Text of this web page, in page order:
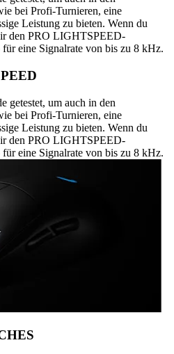
bei Profi-Turnieren, eine
Leistung zu bieten. Wenn du
den PRO LIGHTSPEED-
eine Signalrate von bis zu 8 kHz.
getestet, um auch in den
bei Profi-Turnieren, eine
Leistung zu bieten. Wenn du
den PRO LIGHTSPEED-
eine Signalrate von bis zu 8 kHz.